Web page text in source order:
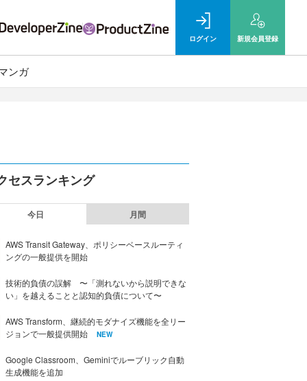
ログイン 新規会員登録
ンガ
セスランキング
今日 月間
AWS Transit Gateway、ポリシーベースルーティ
ングの一般提供を開始
技術的負債の誤解 〜「測れないから説明できな
い」を越えることと認知的負債について〜
AWS Transform、継続的モダナイズ機能を全リー
ジョンで一般提供開始
NEW
Google Classroom、Geminiでルーブリック自動
生成機能を追加